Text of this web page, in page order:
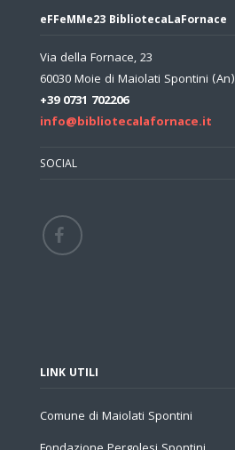
eFFeMMe23 BibliotecaLaFornace
Via della Fornace, 23
60030 Moie di Maiolati Spontini (An)
+39 0731 702206
info@bibliotecalafornace.it
SOCIAL
LINK UTILI
Comune di Maiolati Spontini